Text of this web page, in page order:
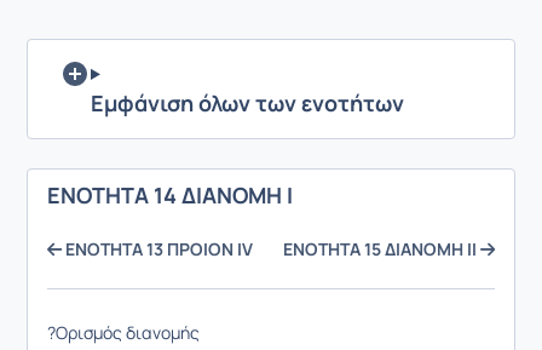
Εμφάνιση όλων των ενοτήτων
ΕΝΟΤΗΤΑ 14 ΔΙΑΝΟΜΗ Ι
ΕΝΟΤΗΤΑ 13 ΠΡΟΙΟΝ IV ΕΝΟΤΗΤΑ 15 ΔΙΑΝΟΜΗ ΙΙ
?Ορισμός διανομής